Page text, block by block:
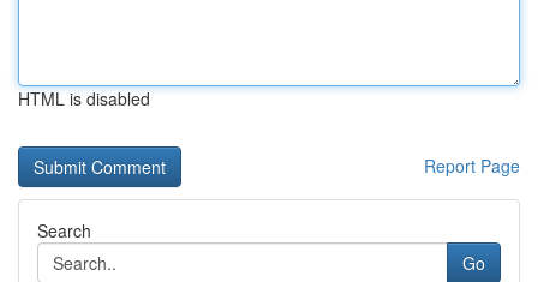
HTML is disabled
Report Page
Search
Go